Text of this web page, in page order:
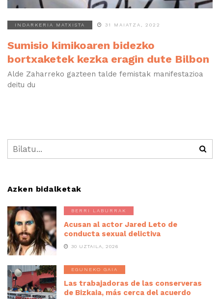
INDARKERIA MATXISTA 31 MAIATZA, 2022
Sumisio kimikoaren bidezko
bortxaketek kezka eragin dute Bilbon
Alde Zaharreko gazteen talde femistak manifestazioa
deitu du
Azken bidalketak
BERRI LABURRAK
Acusan al actor Jared Leto de
conducta sexual delictiva
30 UZTAILA, 2026
EGUNEKO GAIA
Las trabajadoras de las conserveras
de Bizkaia, más cerca del acuerdo